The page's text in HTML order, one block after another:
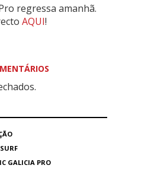
regressa amanhã.
AQUI!
GALICIA PRO